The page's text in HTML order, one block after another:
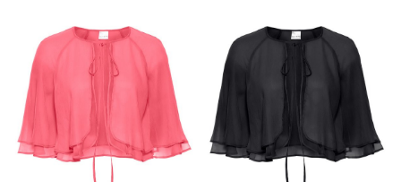
CZARNO SREBRNE
BŁYSZCZĄCE BOLERKO
SZYFONOWE
BOLERKO PLUS SIZE